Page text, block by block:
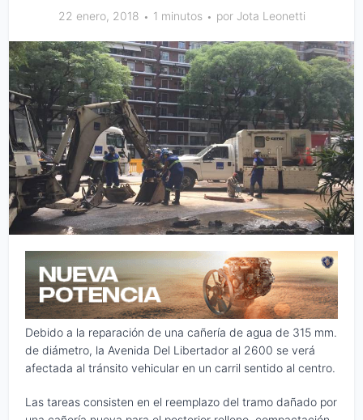
22 enero, 2018 1 minutos por Jota Leonetti
Debido a la reparación de una cañería de agua de 315 mm.
de diámetro, la Avenida Del Libertador al 2600 se verá
afectada al tránsito vehicular en un carril sentido al centro.
Las tareas consisten en el reemplazo del tramo dañado por